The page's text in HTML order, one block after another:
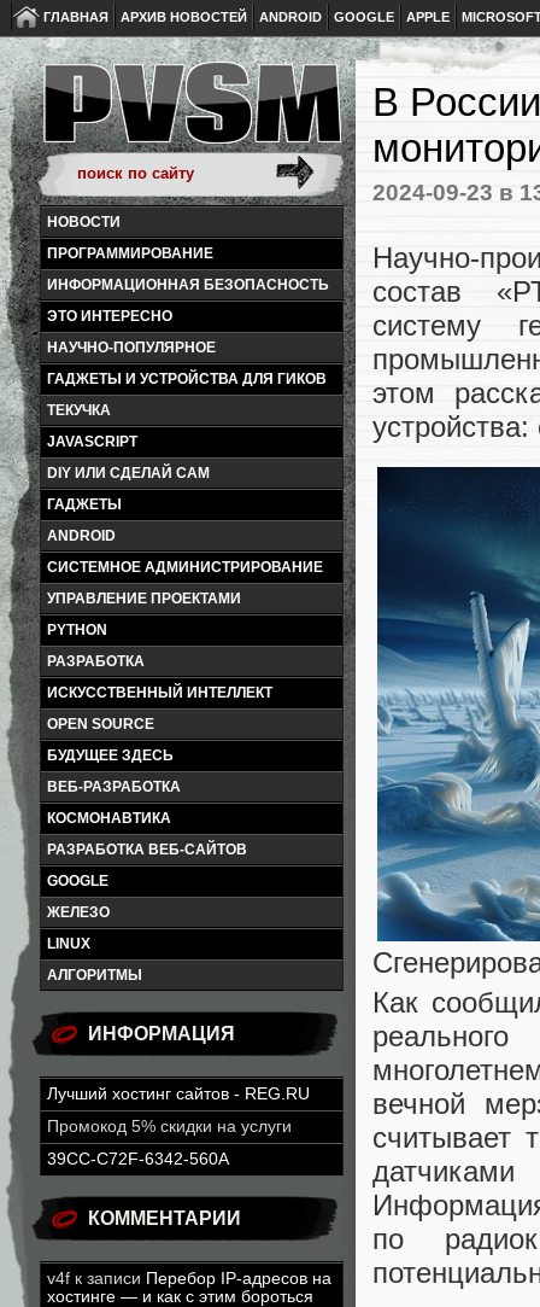
ГЛАВНАЯ АРХИВ НОВОСТЕЙ ANDROID GOOGLE APPLE
НОВОСТИ
ПРОГРАММИРОВАНИЕ
ИНФОРМАЦИОННАЯ БЕЗОПАСНОСТЬ
ЭТО ИНТЕРЕСНО
НАУЧНО-ПОПУЛЯРНОЕ
ГАДЖЕТЫ И УСТРОЙСТВА ДЛЯ ГИКОВ
ТЕКУЧКА
JAVASCRIPT
DIY ИЛИ СДЕЛАЙ САМ
ГАДЖЕТЫ
ANDROID
СИСТЕМНОЕ АДМИНИСТРИРОВАНИЕ
УПРАВЛЕНИЕ ПРОЕКТАМИ
PYTHON
РАЗРАБОТКА
ИСКУССТВЕННЫЙ ИНТЕЛЛЕКТ
OPEN SOURCE
БУДУЩЕЕ ЗДЕСЬ
ВЕБ-РАЗРАБОТКА
КОСМОНАВТИКА
РАЗРАБОТКА ВЕБ-САЙТОВ
GOOGLE
ЖЕЛЕЗО
LINUX
АЛГОРИТМЫ
ИНФОРМАЦИЯ
Лучший хостинг сайтов - REG.RU
Промокод 5% скидки на услуги
39CC-C72F-6342-560A
КОММЕНТАРИИ
v4f к записи Перебор IP-адресов на
хостинге — и как с этим бороться
В
2024-09-23 в
Научно-
состав
систему
этом
Как
вечной
считывает
по